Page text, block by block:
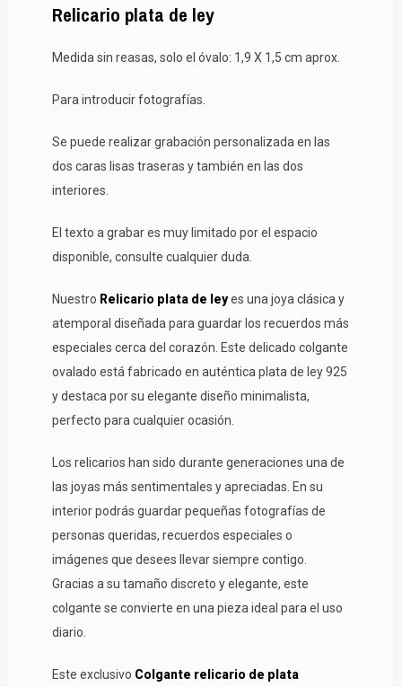
Relicario plata de ley
Medida sin reasas, solo el óvalo: 1,9 X 1,5 cm aprox.
Para introducir fotografías.
Se puede realizar grabación personalizada en las
dos caras lisas traseras y también en las dos
interiores.
El texto a grabar es muy limitado por el espacio
disponible, consulte cualquier duda.
Nuestro Relicario plata de leyes una joya clásica y
atemporal diseñada para guardar los recuerdos más
especiales cerca del corazón. Este delicado colgante
ovalado está fabricado en auténtica plata de ley 925
y destaca por su elegante diseño minimalista,
perfecto para cualquier ocasión.
Los relicarios han sido durante generaciones una de
las joyas más sentimentales y apreciadas. En su
interior podrás guardar pequeñas fotografías de
personas queridas, recuerdos especiales o
imágenes que desees llevar siempre contigo.
Gracias a su tamaño discreto y elegante, este
colgante se convierte en una pieza ideal para el uso
diario.
Este exclusivo Colgante relicario de plata